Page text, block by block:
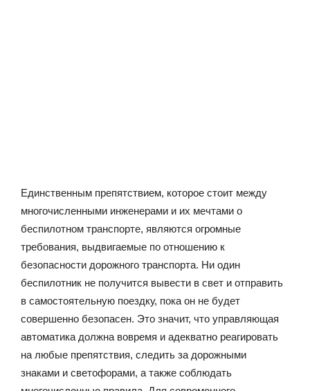
Единственным препятствием, которое стоит между
многочисленными инженерами и их мечтами о
беспилотном транспорте, являются огромные
требования, выдвигаемые по отношению к
безопасности дорожного транспорта. Ни один
беспилотник не получится вывести в свет и отправить
в самостоятельную поездку, пока он не будет
совершенно безопасен. Это значит, что управляющая
автоматика должна вовремя и адекватно реагировать
на любые препятствия, следить за дорожными
знаками и светофорами, а также соблюдать